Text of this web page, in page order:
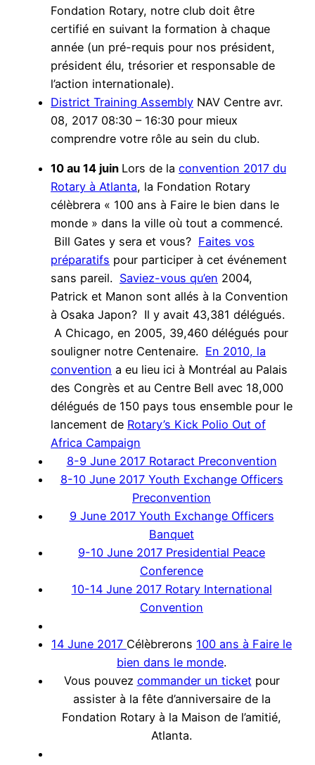
Fondation Rotary, notre club doit être
certifié en suivant la formation à chaque
année (un pré-requis pour nos président,
président élu, trésorier et responsable de
l’action internationale).
District Training Assembly NAV Centre avr.
08, 2017 08:30 – 16:30 pour mieux
comprendre votre rôle au sein du club.
10 au 14 juin Lors de la convention 2017 du
Rotary à Atlanta, la Fondation Rotary
célèbrera « 100 ans à Faire le bien dans le
monde » dans la ville où tout a commencé.
Bill Gates y sera et vous? Faites vos
préparatifs pour participer à cet événement
sans pareil. Saviez-vous qu’en 2004,
Patrick et Manon sont allés à la Convention
à Osaka Japon? Il y avait 43,381 délégués.
A Chicago, en 2005, 39,460 délégués pour
souligner notre Centenaire. En 2010, la
convention a eu lieu ici à Montréal au Palais
des Congrès et au Centre Bell avec 18,000
délégués de 150 pays tous ensemble pour le
lancement de Rotary’s Kick Polio Out of
Africa Campaign
8-9 June 2017 Rotaract Preconvention
8-10 June 2017 Youth Exchange Officers
Preconvention
9 June 2017 Youth Exchange Officers
Banquet
9-10 June 2017 Presidential Peace
Conference
10-14 June 2017 Rotary International
Convention
14 June 2017 Célèbrerons 100 ans à Faire le
bien dans le monde.
Vous pouvez commander un ticketpour
assister à la fête d’anniversaire de la
Fondation Rotary à la Maison de l’amitié,
Atlanta.